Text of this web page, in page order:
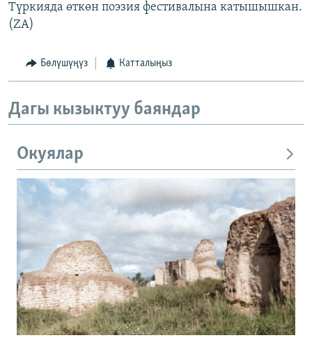
Түркияда өткөн поэзия фестивалына катышышкан.
(ZA)
Бөлүшүңүз Катталыңыз
Дагы кызыктуу баяндар
Окуялар